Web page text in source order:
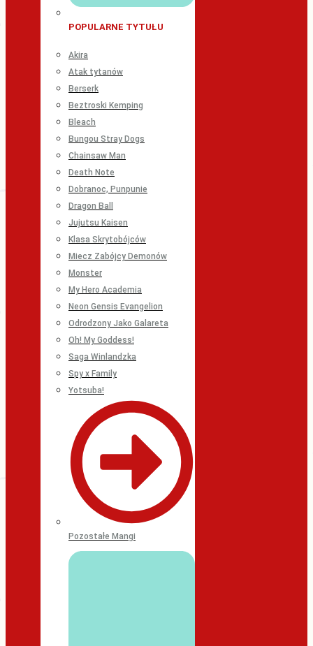
POPULARNE TYTUŁU
Akira
Atak tytanów
Berserk
Beztroski Kemping
Bleach
Bungou Stray Dogs
Chainsaw Man
Death Note
Dobranoc, Punpunie
Dragon Ball
Jujutsu Kaisen
Klasa Skrytobójców
Miecz Zabójcy Demonów
Monster
My Hero Academia
Neon Gensis Evangelion
Odrodzony Jako Galareta
Oh! My Goddess!
Saga Winlandzka
Spy x Family
Yotsuba!
Pozostałe Mangi